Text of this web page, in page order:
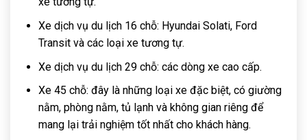
Xe dịch vụ du lịch 16 chỗ: Hyundai Solati, Ford
Transit và các loại xe tương tự.
Xe dịch vụ du lịch 29 chỗ: các dòng xe cao cấp.
Xe 45 chỗ: đây là những loại xe đặc biệt, có giường
nằm, phòng nằm, tủ lạnh và không gian riêng để
mang lại trải nghiệm tốt nhất cho khách hàng.